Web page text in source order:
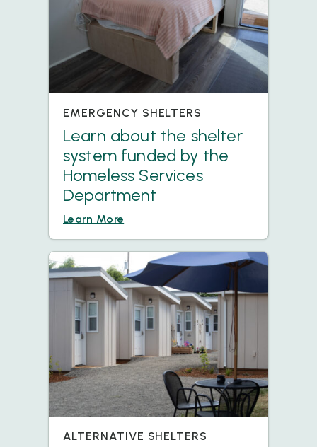
EMERGENCY SHELTERS
Learn about the shelter
system funded by the
Homeless Services
Department
Learn More
ALTERNATIVE SHELTERS